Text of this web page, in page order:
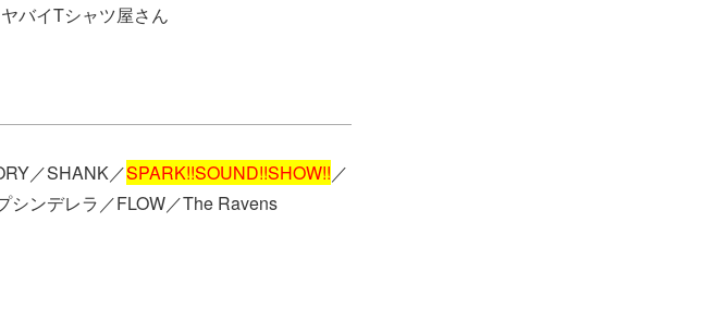
バイTシャツ屋さん
／SHANK／SPARK!!SOUND!!SHOW!!／
シンデレラ／FLOW／The Ravens